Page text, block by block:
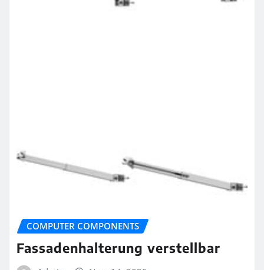
COMPUTER COMPONENTS
Fassadenhalterung verstellbar